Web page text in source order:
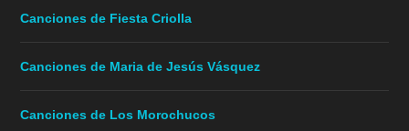
Canciones de Fiesta Criolla
Canciones de Maria de Jesús Vásquez
Canciones de Los Morochucos